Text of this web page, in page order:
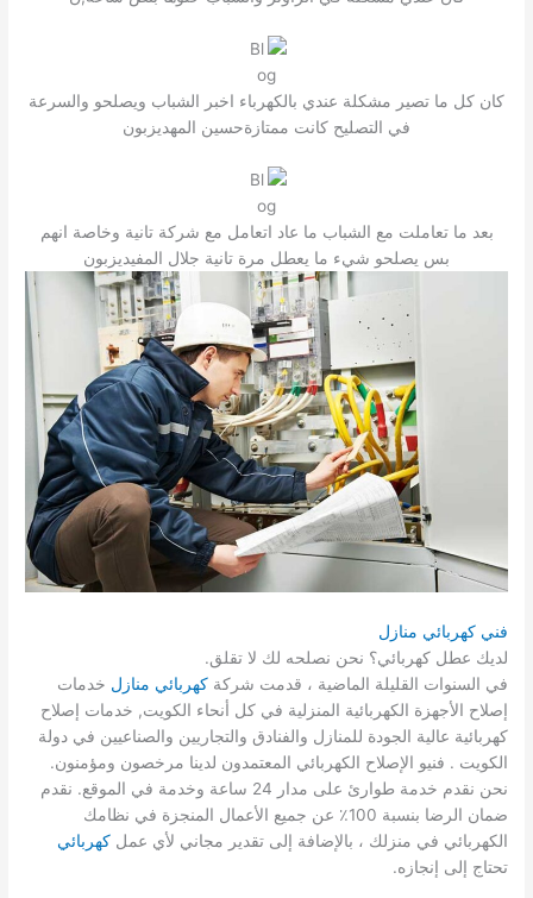
كان كل ما تصير مشكلة عندي بالكهرباء اخبر الشباب ويصلحو والسرعة
في التصليح كانت ممتازةحسين المهديزبون
بعد ما تعاملت مع الشباب ما عاد اتعامل مع شركة تانية وخاصة انهم
بس يصلحو شيء ما يعطل مرة تانية جلال المفيديزبون
فني كهربائي منازل
لديك عطل كهربائي؟ نحن نصلحه لك لا تقلق.
في السنوات القليلة الماضية ، قدمت شركةكهربائي منازل خدمات
إصلاح الأجهزة الكهربائية المنزلية في كل أنحاء الكويت, خدمات إصلاح
كهربائية عالية الجودة للمنازل والفنادق والتجاريين والصناعيين في دولة
الكويت . فنيو الإصلاح الكهربائي المعتمدون لدينا مرخصون ومؤمنون.
نحن نقدم خدمة طوارئ على مدار 24 ساعة وخدمة في الموقع. نقدم
ضمان الرضا بنسبة 100٪ عن جميع الأعمال المنجزة في نظامك
الكهربائي في منزلك ، بالإضافة إلى تقدير مجاني لأي عمل كهربائي
تحتاج إلى إنجازه.